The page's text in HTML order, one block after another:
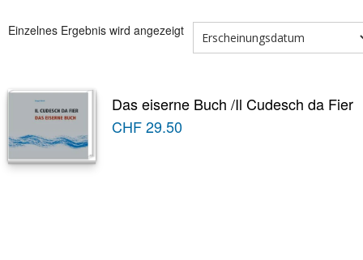
Einzelnes Ergebnis wird angezeigt
Das eiserne Buch /Il Cudesch da Fier
CHF29.50